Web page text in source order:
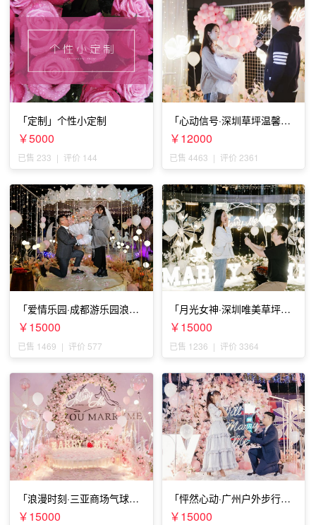
「定制」个性小定制
￥5000
已售 233 | 评价 144
「心动信号·深圳草坪温馨求
婚」
￥12000
已售 4463 | 评价 2361
「爱情乐园·成都游乐园浪漫
求婚」
￥15000
已售 1469 | 评价 577
「月光女神·深圳唯美草坪浪
漫求婚」
￥15000
已售 1236 | 评价 3364
「浪漫时刻·三亚商场气球雨
惊喜求婚」
￥15000
「怦然心动·广州户外步行街
求婚」
￥15000